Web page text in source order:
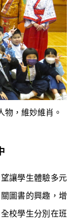
物，維妙維肖。
讓學生體驗多元
圖書的興趣，增
校學生分別在班